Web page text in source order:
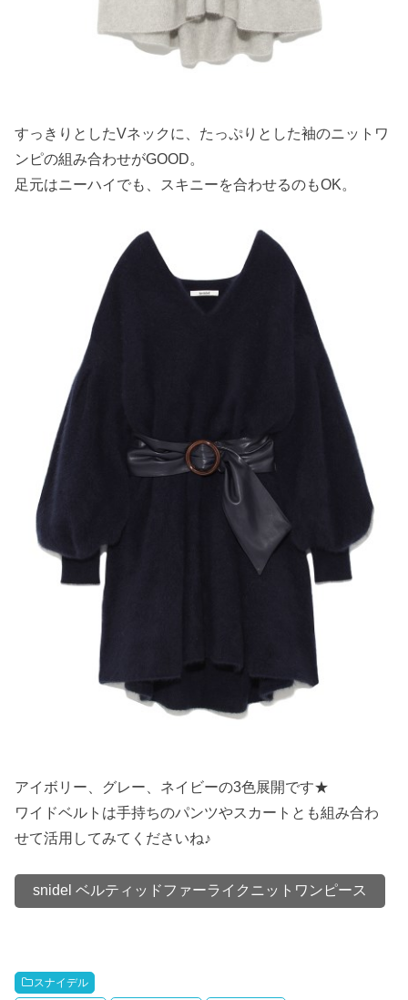
すっきりとしたVネックに、たっぷりとした袖のニットワ
ンピの組み合わせがGOOD。
足元はニーハイでも、スキニーを合わせるのもOK。
アイボリー、グレー、ネイビーの3色展開です★
ワイドベルトは手持ちのパンツやスカートとも組み合わ
せて活用してみてくださいね♪
snidel ベルティッドファーライクニットワンピース
スナイデル